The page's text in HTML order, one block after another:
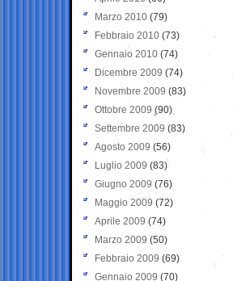
Marzo 2010 (79)
Febbraio 2010 (73)
Gennaio 2010 (74)
Dicembre 2009 (74)
Novembre 2009 (83)
Ottobre 2009 (90)
Settembre 2009 (83)
Agosto 2009 (56)
Luglio 2009 (83)
Giugno 2009 (76)
Maggio 2009 (72)
Aprile 2009 (74)
Marzo 2009 (50)
Febbraio 2009 (69)
Gennaio 2009 (70)